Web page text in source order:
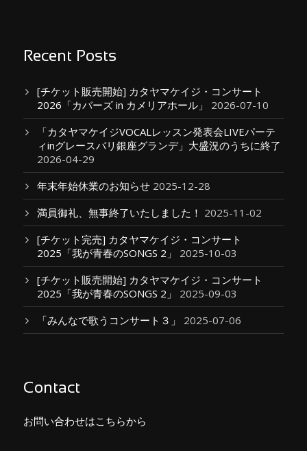
Recent Posts
[チケット販売開始] カタヤマケイジ・コンサート
2026「カバーズ in カメリアホール」
2026-07-10
「カタヤマケイジVOCALレッスン発表会LIVEパーテ
ィinグレースバリ銀座グランデ」大盛況のうちに終了
2026-04-29
年末年始休業のお知らせ 2025-12-28
満員御礼、無事終了いたしました！ 2025-11-02
[チケット完売] カタヤマケイジ・コンサート
2025「我が青春のSONGS 2」
2025-10-03
[チケット販売開始] カタヤマケイジ・コンサート
2025「我が青春のSONGS 2」
2025-09-03
「みんなで歌うコンサート３」
2025-07-06
Contact
お問い合わせはこちらから